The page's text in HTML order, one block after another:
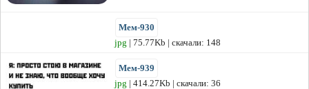
Мем-930
jpg | 75.77Kb | скачали: 148
Мем-939
jpg | 414.27Kb | скачали: 36